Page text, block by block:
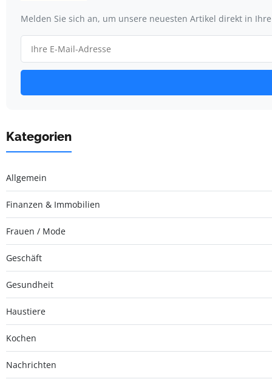
Melden Sie sich an, um unsere neuesten Artikel direkt in
Kategorien
Allgemein
Finanzen & Immobilien
Frauen / Mode
Geschäft
Gesundheit
Haustiere
Kochen
Nachrichten